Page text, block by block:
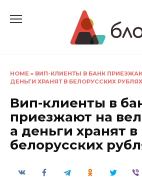
HOME » ВИП-КЛИЕНТЫ В БАНК
ДЕНЬГИ ХРАНЯТ В БЕЛОРУССКИХ РУБЛЯХ
Вип-клиенты в
приезжают на
а деньги хранят в
белорусских